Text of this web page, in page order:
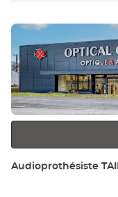
Pulse
ENTER
para
obtener
más
información
Tienda:
Audioprothésiste